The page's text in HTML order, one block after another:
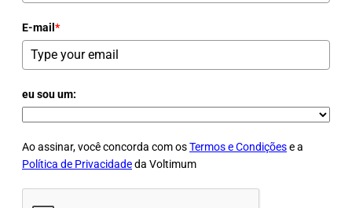
E-mail *
eu sou um:
Ao assinar, você concorda com osTermos e Condiçõese a
Política de Privacidadeda Voltimum